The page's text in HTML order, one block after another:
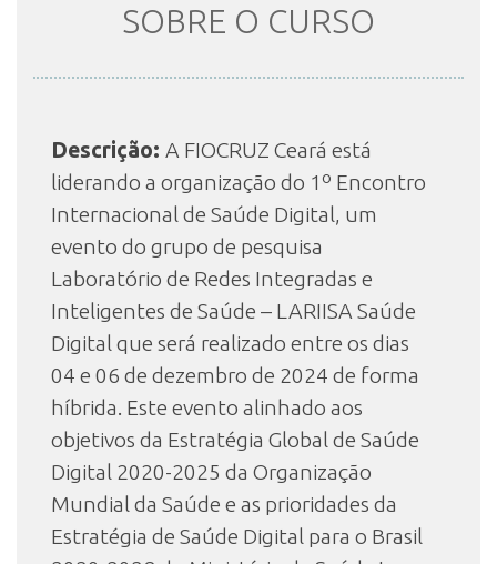
CONTATO
SOBRE O CURSO
Descrição: A FIOCRUZ Ceará está
liderando a organização do 1º Encontro
Internacional de Saúde Digital, um
evento do grupo de pesquisa
Laboratório de Redes Integradas e
Inteligentes de Saúde – LARIISA Saúde
Digital que será realizado entre os dias
04 e 06 de dezembro de 2024 de forma
híbrida. Este evento alinhado aos
objetivos da Estratégia Global de Saúde
Digital 2020-2025 da Organização
Mundial da Saúde e as prioridades da
Estratégia de Saúde Digital para o Brasil